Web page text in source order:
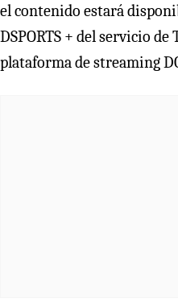
el contenido estará
DSPORTS + del servicio
plataforma de streaming